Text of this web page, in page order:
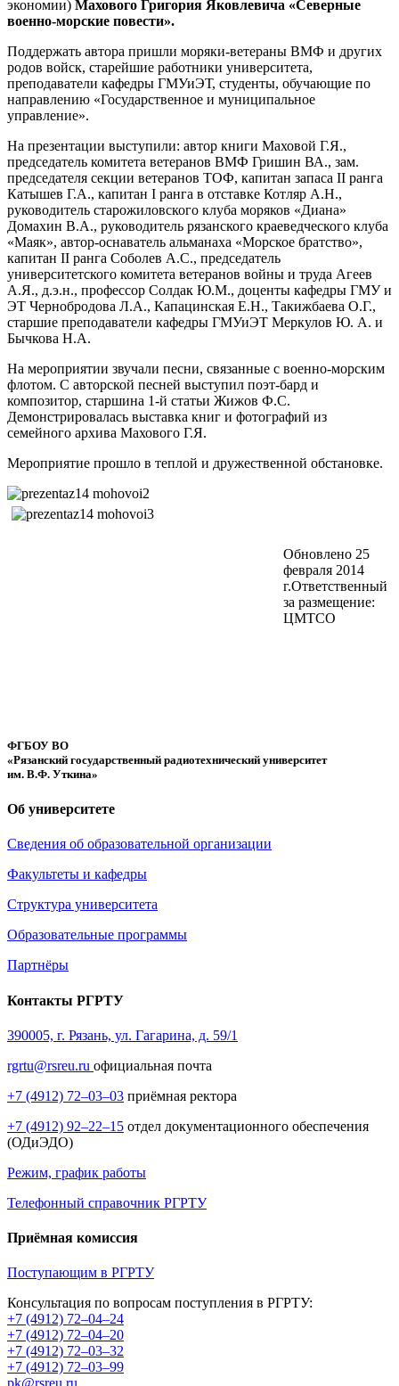
экономии) Махового Григория Яковлевича «Северные
военно-морские повести».
Поддержать автора пришли моряки-ветераны ВМФ и других
родов войск, старейшие работники университета,
преподаватели кафедры ГМУиЭТ, студенты, обучающие по
направлению «Государственное и муниципальное
управление».
На презентации выступили: автор книги Маховой Г.Я.,
председатель комитета ветеранов ВМФ Гришин ВА., зам.
председателя секции ветеранов ТОФ, капитан запаса II ранга
Катышев Г.А., капитан I ранга в отставке Котляр А.Н.,
руководитель старожиловского клуба моряков «Диана»
Домахин В.А., руководитель рязанского краеведческого клуба
«Маяк», автор-оснаватель альманаха «Морское братство»,
капитан II ранга Соболев А.С., председатель
университетского комитета ветеранов войны и труда Агеев
А.Я., д.э.н., профессор Солдак Ю.М., доценты кафедры ГМУ и
ЭТ Чернобродова Л.А., Капацинская Е.Н., Такижбаева О.Г.,
старшие преподаватели кафедры ГМУиЭТ Меркулов Ю. А. и
Бычкова Н.А.
На мероприятии звучали песни, связанные с военно-морским
флотом. С авторской песней выступил поэт-бард и
композитор, старшина 1-й статьи Жижов Ф.С.
Демонстрировалась выставка книг и фотографий из
семейного архива Махового Г.Я.
Мероприятие прошло в теплой и дружественной обстановке.
Обновлено 25
февраля 2014
г.Ответственный
за размещение:
ЦМТСО
ФГБОУ ВО
«Рязанский государственный радиотехнический университет
им. В.Ф. Уткина»
Об университете
Сведения об образовательной организации
Факультеты и кафедры
Структура университета
Образовательные программы
Партнёры
Контакты РГРТУ
390005, г. Рязань, ул. Гагарина, д. 59/1
rgrtu@rsreu.ru официальная почта
+7 (4912) 72–03–03 приёмная ректора
+7 (4912) 92–22–15 отдел документационного обеспечения
(ОДиЭДО)
Режим, график работы
Телефонный справочник РГРТУ
Приёмная комиссия
Поступающим в РГРТУ
Консультация по вопросам поступления в РГРТУ:
+7 (4912) 72–04–24
+7 (4912) 72–04–20
+7 (4912) 72–03–32
+7 (4912) 72–03–99